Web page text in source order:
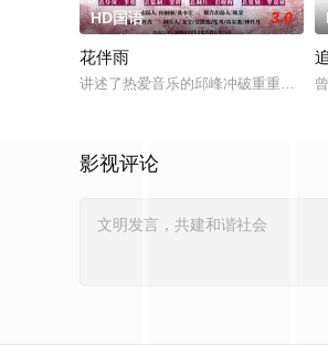
HD国语 3.0
花伴雨
讲述了热爱音乐的邱峰冲破重重阻力
影视评论